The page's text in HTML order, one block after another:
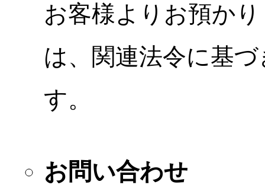
お客様よりお預か
は、関連法令に基
す。
お問い合わせ